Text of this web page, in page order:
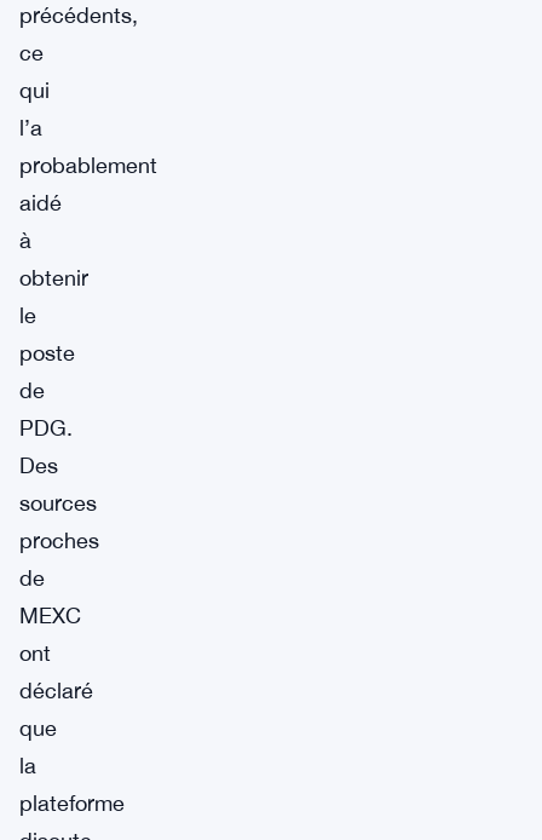
précédents,
ce
qui
l’a
probablement
aidé
à
obtenir
le
poste
de
PDG.
Des
sources
proches
de
MEXC
ont
déclaré
que
la
plateforme